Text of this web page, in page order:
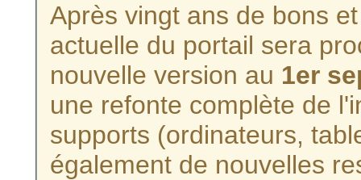
Après vingt ans de bons
actuelle du portail sera
nouvelle version au 1er
une refonte complète de
supports (ordinateurs,
également de nouvelles